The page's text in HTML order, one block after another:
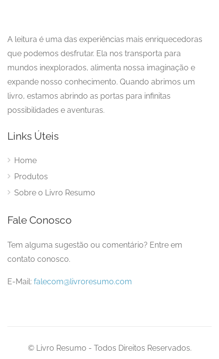
A leitura é uma das experiências mais enriquecedoras
que podemos desfrutar. Ela nos transporta para
mundos inexplorados, alimenta nossa imaginação e
expande nosso conhecimento. Quando abrimos um
livro, estamos abrindo as portas para infinitas
possibilidades e aventuras.
Links Úteis
Home
Produtos
Sobre o Livro Resumo
Fale Conosco
Tem alguma sugestão ou comentário? Entre em
contato conosco.
E-Mail: falecom@livroresumo.com
© Livro Resumo - Todos Direitos Reservados.